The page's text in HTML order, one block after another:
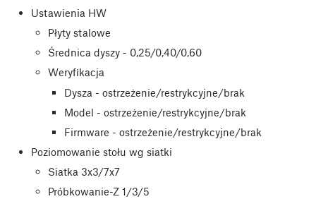
Ustawienia HW
Płyty stalowe
Średnica dyszy - 0,25/0,40/0,60
Weryfikacja
Dysza - ostrzeżenie/restrykcyjne/brak
Model - ostrzeżenie/restrykcyjne/brak
Firmware - ostrzeżenie/restrykcyjne/brak
Poziomowanie stołu wg siatki
Siatka 3x3/7x7
Próbkowanie-Z 1/3/5